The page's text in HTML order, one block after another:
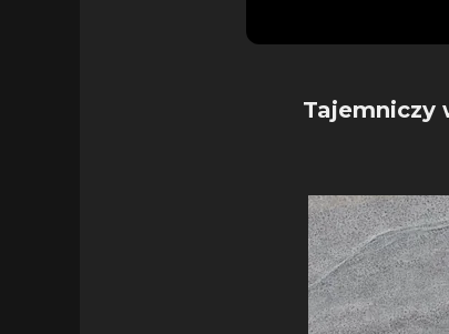
1820 r. przez
Tajemniczy